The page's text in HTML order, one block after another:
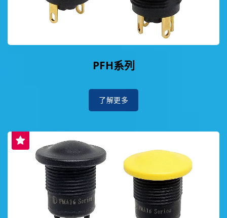
PFH系列
了解更多